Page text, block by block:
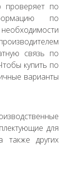
проверяет по
по
связь по
купить по
варианты
для
также других